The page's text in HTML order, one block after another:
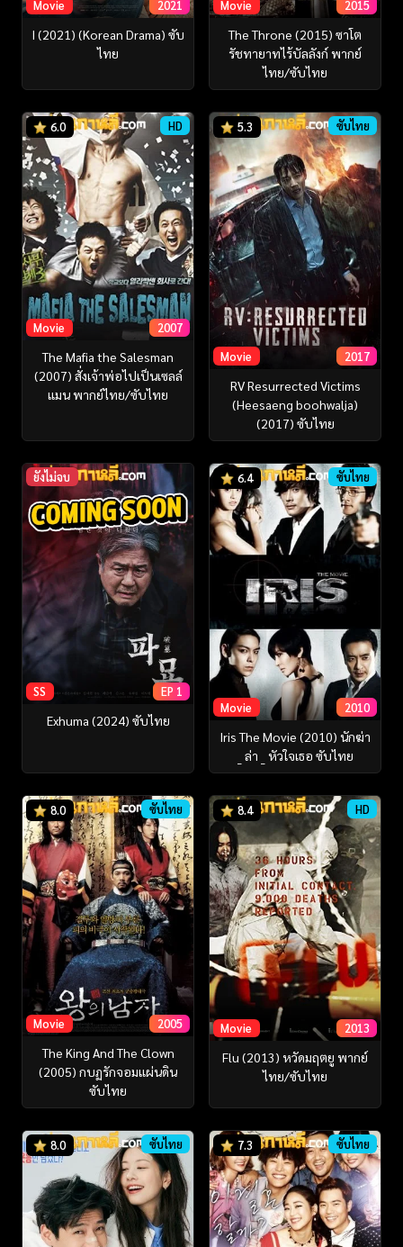
Movie 2021
I (2021) (Korean Drama) ซับ
ไทย
Movie 2015
The Throne (2015) ซาโต
รัชทายาทไร้บัลลังก์ พากย์
ไทย/ซับไทย
6.0 HD
Movie 2007
The Mafia the Salesman
(2007) สั่งเจ้าพ่อไปเป็นเซลล์
แมน พากย์ไทย/ซับไทย
5.3 ซับไทย
Movie 2017
RV Resurrected Victims
(Heesaeng boohwalja)
(2017) ซับไทย
ยังไม่จบ
SS EP 1
Exhuma (2024) ซับไทย
6.4 ซับไทย
Movie 2010
Iris The Movie (2010) นักฆ่า
_ ล่า _ หัวใจเธอ ซับไทย
8.0 ซับไทย
Movie 2005
The King And The Clown
(2005) กบฏรักจอมแผ่นดิน
ซับไทย
8.4 HD
Movie 2013
Flu (2013) หวัดมฤตยู พากย์
ไทย/ซับไทย
8.0 ซับไทย 7.3 ซับไทย